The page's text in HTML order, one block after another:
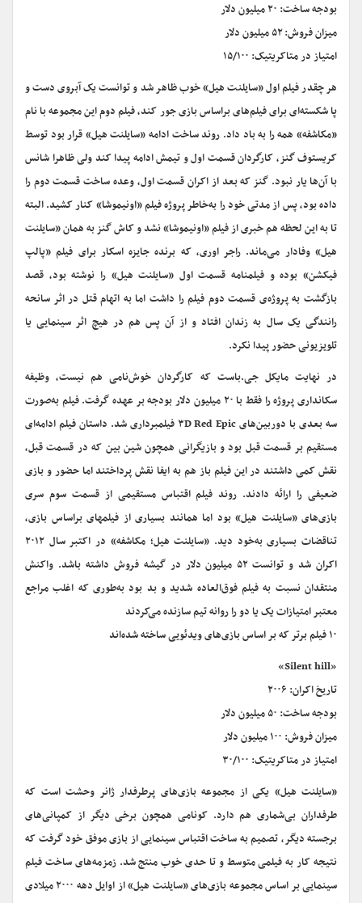
بودجه ساخت: ۲۰ میلیون دلار
میزان فروش: ۵۲ میلیون دلار
امتیاز در متاکریتیک: ۱۵/۱۰۰
هر چقدر فیلم اول «سایلنت هیل» خوب ظاهر شد و توانست یک آبروی دست و
پا شکسته‌ای برای فیلم‌های براساس بازی جور کند، فیلم دوم این مجموعه با نام
«مکاشفه» همه را به باد داد. روند ساخت ادامه‌ «سایلنت هیل» قرار بود توسط
کریستوف گنز، کارگردان قسمت اول و تیمش ادامه پیدا کند ولی ظاهرا شانس
با آن‌ها یار نبود. گنز که بعد از اکران قسمت اول، وعده‌‌ ساخت قسمت دوم را
داده بود، پس از مدتی خود را به‌خاطر پروژه‌ فیلم «اونیموشا» کنار کشید. البته
تا به این لحظه هم خبری از فیلم «اونیموشا» نشد و کاش گنز به‌ همان «سایلنت
هیل» وفادار می‌ماند. راجر اوری، که برنده‌ جایزه اسکار برای فیلم «پالپ
فیکشن» بوده و فیلمنامه‌ قسمت اول «سایلنت هیل» را نوشته بود، قصد
بازگشت به پروژه‌ی قسمت دوم فیلم را داشت اما به اتهام قتل در اثر سانحه‌
رانندگی یک سال به زندان افتاد و از آن پس هم در هیچ اثر سینمایی یا
تلویزیونی حضور پیدا نکرد.
در نهایت مایکل جی.باست که کارگردان خوش‌نامی هم نیست، وظیفه‌
سکانداری پروژه را فقط با ۲۰ میلیون دلار بودجه بر عهده گرفت. فیلم به‌صورت
سه بعدی با دوربین‌های ۳D Red Epic فیلمبرداری شد. داستان فیلم ادامه‌ای
مستقیم بر قسمت قبل بود و بازیگرانی همچون شین بین که در قسمت قبل،
نقش کمی داشتند در این فیلم باز هم به ایفا نقش پرداختند اما حضور و بازی
ضعیفی را ارائه دادند. روند فیلم اقتباس مستقیمی از قسمت سوم سری
بازی‌های «سایلنت هیل» بود اما همانند بسیاری از فیلمهای بر‌اساس بازی،
تناقضات بسیاری به‌خود دید. «سایلنت هیل؛ مکاشفه» در اکتبر سال ۲۰۱۲
اکران شد و توانست ۵۲ میلیون دلار در گیشه فروش داشته باشد. واکنش
منتقدان نسبت به فیلم فوق‌العاده شدید و بد بود به‌طوری که اغلب مراجع
معتبر امتیازات یک یا دو را روانه‌ تیم سازنده‌ می‌کردند
۱۰ فیلم برتر که بر اساس بازی‌های ویدئویی ساخته شده‌اند
«Silent hill»
تاریخ اکران: ۲۰۰۶
بودجه ساخت: ۵۰ میلیون دلار
میزان فروش: ۱۰۰ میلیون دلار
امتیاز در متاکریتیک: ۳۰/۱۰۰
«سایلنت هیل» یکی از مجمو‌عه‌ بازی‌های پرطرفدار ژانر وحشت است که
طرفداران بی‌شماری هم دارد. کونامی همچون برخی دیگر از کمپانی‌های
برجسته‌ دیگر، تصمیم به ساخت اقتباس سینمایی از بازی موفق خود گرفت که
نتیجه‌ کار به فیلمی متوسط و تا حدی خوب منتج شد. زمزمه‌های ساخت فیلم
سینمایی بر اساس مجموعه‌ بازی‌های «سایلنت هیل» از اوایل دهه‌ ۲۰۰۰ میلادی